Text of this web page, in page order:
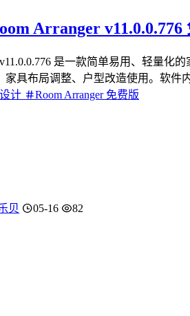
Arranger v11.0.0.776
是一款简单易用、轻量
家具布局调整、户型改造使用。软件
计 Room Arranger 免费版
贝 05-16
82